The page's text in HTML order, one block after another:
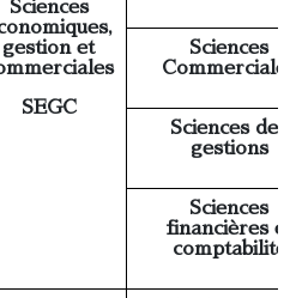
Sciences
gestion et
SEGC
Sciences
Commerciales
Sciences des
gestions
Sciences
financières et
comptabilité